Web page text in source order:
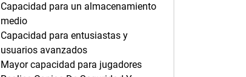
Capacidad para un almacenamiento
medio
Capacidad para entusiastas y
usuarios avanzados
Mayor capacidad para jugadores